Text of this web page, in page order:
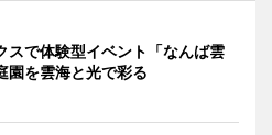
スで体験型イベント「なんば雲
を雲海と光で彩る